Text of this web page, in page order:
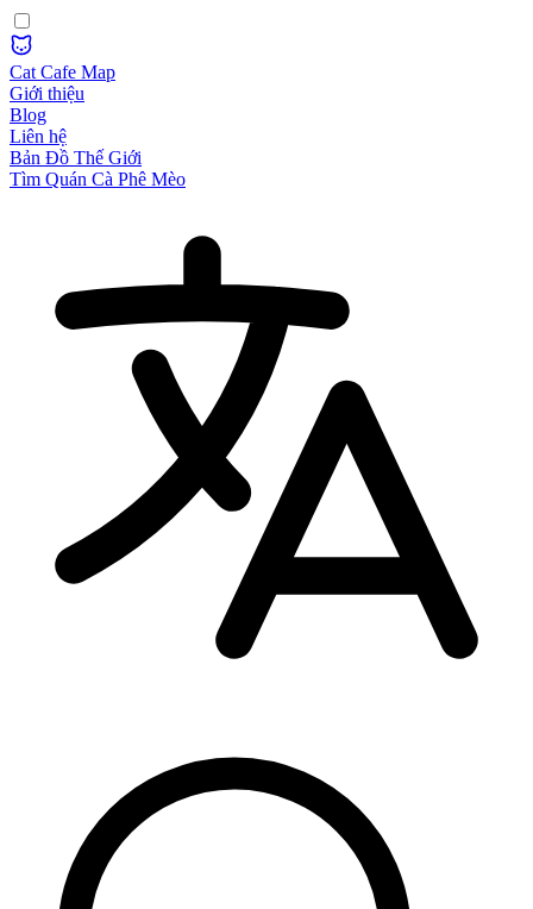
Cat Cafe Map
Giới thiệu
Blog
Liên hệ
Bản Đồ Thế Giới
Tìm Quán Cà Phê Mèo